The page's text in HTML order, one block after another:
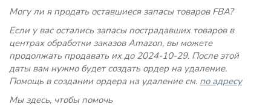
Могу ли я продать оставшиеся запасы товаров FBA?
Если у вас остались запасы пострадавших товаров в
центрах обработки заказов Amazon, вы можете
продолжать продавать их до 2024-10-29. После этой
даты вам нужно будет создать ордер на удаление.
Помощь в создании ордера на удаление см. по адресу
Мы здесь, чтобы помочь